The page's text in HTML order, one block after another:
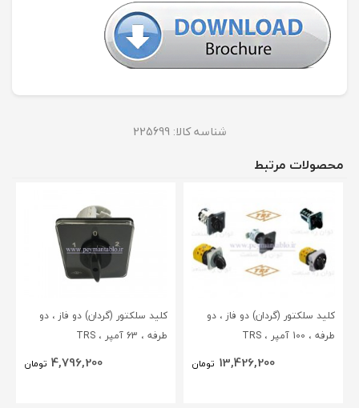
شناسه کالا: 225699
محصولات مرتبط
کلید سلکتور (گردان) دو فاز ، دو
طرفه ، 100 آمپر ، TRS
13,426,200 تومان
کلید سلکتور (گردان) دو فاز ، دو
طرفه ، 63 آمپر ، TRS
4,796,200 تومان